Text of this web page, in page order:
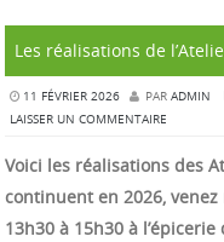
Les réalisations de
11 FÉVRIER 2026 PAR ADMIN
LAISSER UN COMMENTAIRE
Voici les réalisations des
continuent en 2026,
13h30 à 15h30 à